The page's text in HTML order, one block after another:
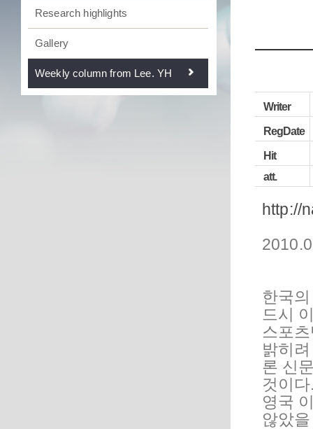
Research highlights
Gallery
Weekly column from Lee. YH
Writer
RegDate
Hit
att.
http://
한국
드시
스포
밝히
론 신
것이
영국
않았